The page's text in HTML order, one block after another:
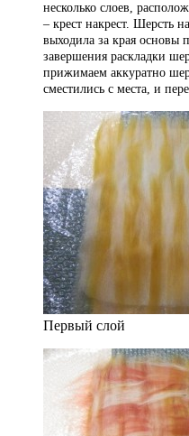
несколько слоев,
– крест накрест. Шерсть
выходила за края основы
завершения раскладки
прижимаем аккуратно
сместились с места, и
Первый слой